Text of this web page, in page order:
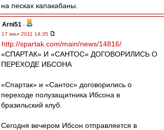
на песках капакабаны.
Arni51 -
17 июл 2011 14:35
http://spartak.com/main/news/14816/
«СПАРТАК» И «САНТОС» ДОГОВОРИЛИСЬ О
ПЕРЕХОДЕ ИБСОНА
«Спартак» и «Сантос» договорились о
переходе полузащитника Ибсона в
бразильский клуб.
Сегодня вечером Ибсон отправляется в